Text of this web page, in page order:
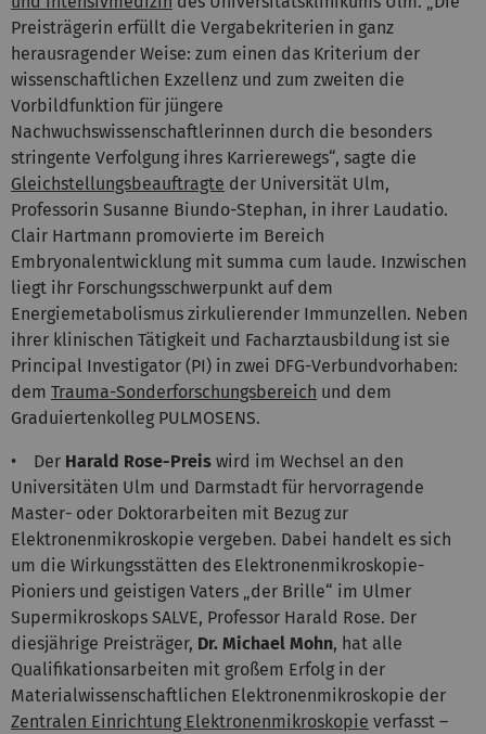
Preisträgerin erfüllt die Vergabekriterien in ganz
herausragender Weise: zum einen das Kriterium der
wissenschaftlichen Exzellenz und zum zweiten die
Vorbildfunktion für jüngere
Nachwuchswissenschaftlerinnen durch die besonders
stringente Verfolgung ihres Karrierewegs“, sagte die
Gleichstellungsbeauftragte der Universität Ulm,
Professorin Susanne Biundo-Stephan, in ihrer Laudatio.
Clair Hartmann promovierte im Bereich
Embryonalentwicklung mit summa cum laude. Inzwischen
liegt ihr Forschungsschwerpunkt auf dem
Energiemetabolismus zirkulierender Immunzellen. Neben
ihrer klinischen Tätigkeit und Facharztausbildung ist sie
Principal Investigator (PI) in zwei DFG-Verbundvorhaben:
dem Trauma-Sonderforschungsbereich und dem
Graduiertenkolleg PULMOSENS.
• Der Harald Rose-Preis wird im Wechsel an den
Universitäten Ulm und Darmstadt für hervorragende
Master- oder Doktorarbeiten mit Bezug zur
Elektronenmikroskopie vergeben. Dabei handelt es sich
um die Wirkungsstätten des Elektronenmikroskopie-
Pioniers und geistigen Vaters „der Brille“ im Ulmer
Supermikroskops SALVE, Professor Harald Rose. Der
diesjährige Preisträger, Dr. Michael Mohn, hat alle
Qualifikationsarbeiten mit großem Erfolg in der
Materialwissenschaftlichen Elektronenmikroskopie der
Zentralen Einrichtung Elektronenmikroskopie verfasst –